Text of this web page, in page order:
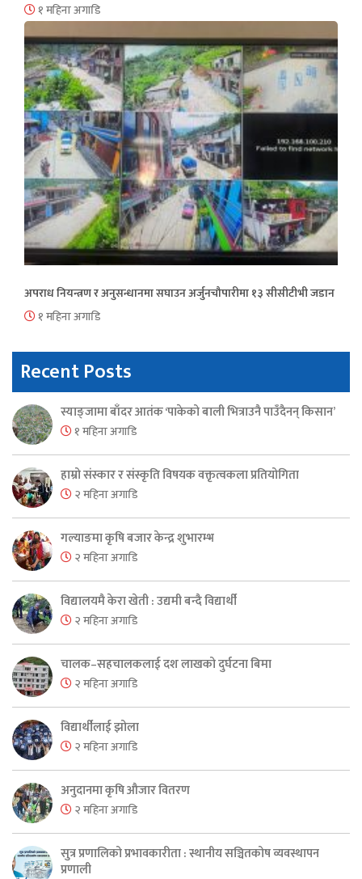
१ महिना अगाडि
अपराध नियन्त्रण र अनुसन्धानमा सघाउन अर्जुनचौपारीमा १३ सीसीटीभी जडान
१ महिना अगाडि
Recent Posts
स्याङ्जामा बाँदर आतंक ‘पाकेको बाली भित्राउनै पाउँदैनन् किसान’
१ महिना अगाडि
हाम्रो संस्कार र संस्कृति विषयक वक्तृत्वकला प्रतियोगिता
२ महिना अगाडि
गल्याङमा कृषि बजार केन्द्र शुभारम्भ
२ महिना अगाडि
विद्यालयमै केरा खेती : उद्यमी बन्दै विद्यार्थी
२ महिना अगाडि
चालक–सहचालकलाई दश लाखको दुर्घटना बिमा
२ महिना अगाडि
विद्यार्थीलाई झोला
२ महिना अगाडि
अनुदानमा कृषि औजार वितरण
२ महिना अगाडि
सुत्र प्रणालिको प्रभावकारीता : स्थानीय सञ्चितकोष व्यवस्थापन
प्रणाली